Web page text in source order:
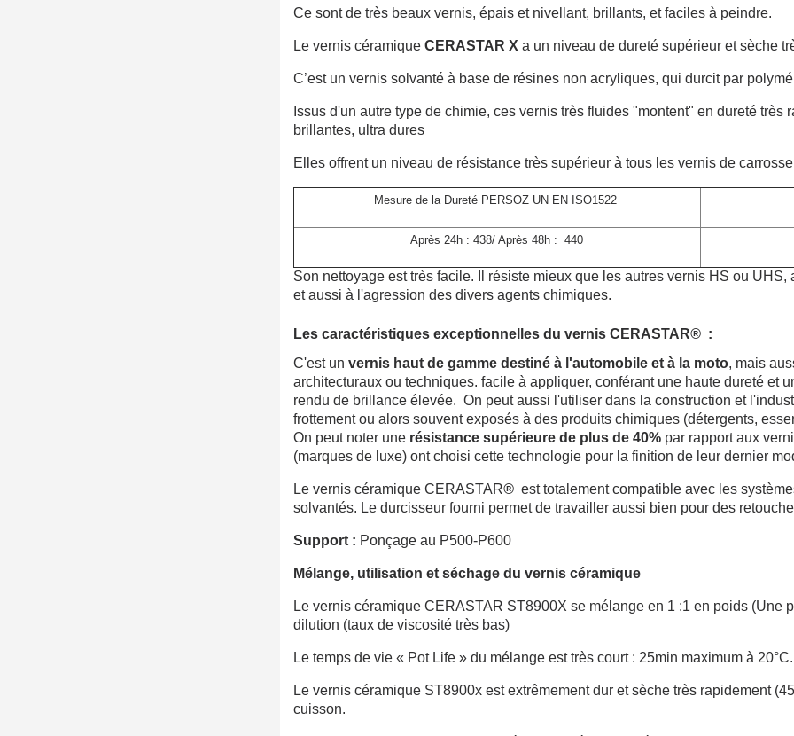
Ce sont de très beaux vernis, épais et nivellant, brillants, et faciles à peindre.
Le vernis céramique CERASTAR X a un niveau de dureté supérieur et sèche
C’est un vernis solvanté à base de résines non acryliques, qui durcit par
Issus d'un autre type de chimie, ces vernis très fluides "montent" en dureté très
brillantes, ultra dures
Elles offrent un niveau de résistance très supérieur à tous les vernis de
Mesure de la Dureté PERSOZ UN EN ISO1522
Après 24h : 438/ Après 48h : 440
Son nettoyage est très facile. Il résiste mieux que les autres vernis HS ou
et aussi à l'agression des divers agents chimiques.
Les caractéristiques exceptionnelles du vernis CERASTAR® :
C'est un vernis haut de gamme destiné à l'automobile et à la moto, mais
architecturaux ou techniques. facile à appliquer, conférant une haute dureté et
rendu de brillance élevée. On peut aussi l'utiliser dans la construction et
frottement ou alors souvent exposés à des produits chimiques (détergents,
On peut noter une résistance supérieure de plus de 40%par rapport aux
(marques de luxe) ont choisi cette technologie pour la finition de leur dernier
Le vernis céramique CERASTAR® est totalement compatible avec les
solvantés. Le durcisseur fourni permet de travailler aussi bien pour des
Support : Ponçage au P500-P600
Mélange, utilisation et séchage du vernis céramique
Le vernis céramique CERASTAR ST8900X se mélange en 1 :1 en poids (Une
dilution (taux de viscosité très bas)
Le temps de vie « Pot Life » du mélange est très court : 25min maximum à 20°C.
Le vernis céramique ST8900x est extrêmement dur et sèche très rapidement
cuisson.